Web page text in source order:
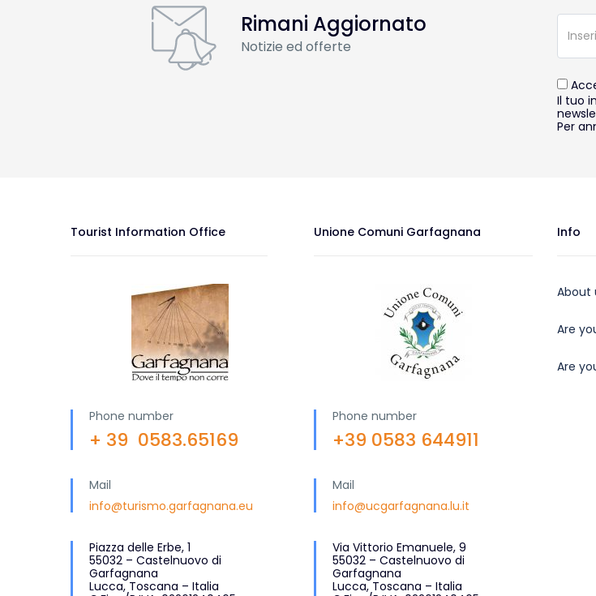
Rimani Aggiornato
Notizie ed offerte
Il tuo
Per
Tourist Information Office
Phone number
+ 39 0583.65169
Mail
info@turismo.garfagnana.eu
Piazza delle Erbe, 1
55032 – Castelnuovo di
Garfagnana
Lucca, Toscana – Italia
Unione Comuni Garfagnana
Phone number
+39 0583 644911
Mail
info@ucgarfagnana.lu.it
Via Vittorio Emanuele, 9
55032 – Castelnuovo di
Garfagnana
Lucca, Toscana – Italia
Info
About
Are
Are